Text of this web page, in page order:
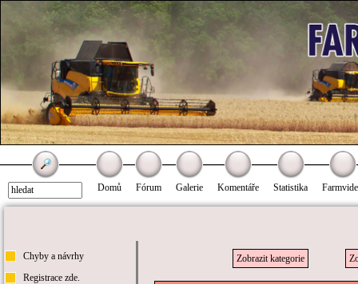
Domů Fórum Galerie Komentáře Statistika
Chyby a návrhy
Registrace zde.
Zobrazit kategorie